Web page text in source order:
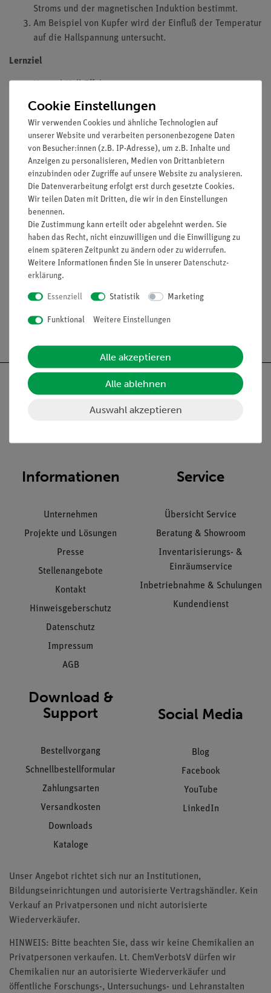
Stroms und der magnetischen Induktion bestimmt.
Am Beispiel von Kupfer wird der Einfluß der Temperatur
auf die Hallspannung untersucht.
Lernziel
Ladungsträger
Hall Mobilität
Elektronen
Defekte Elektronen
(Bitte beachten: Versuchsbeschreibung ist nur in englischer
Sprache erhältlich)
Lieferumfang
Media / Downloads
Informationen
Unternehmen
Projekte und Lösungen
Presse
Stellenangebote
Kontakt
Hinweisgeberschutz
Datenschutz
Impressum
AGB
Service
Übersicht Service
Beratung & Showroom
Inventarisierungs- &
Einräumservice
Inbetriebnahme & Schulungen
Kundendienst
Download &
Support
Bestellvorgang
Schnellbestellformular
Zahlungsarten
Versandkosten
Downloads
Kataloge
Social Media
Blog
Facebook
YouTube
LinkedIn
Unser Angebot richtet sich nur an Institutionen,
Bildungseinrichtungen und autorisierte Vertragshändler. Kein
Verkauf an Privatpersonen und nicht autorisierte
Wiederverkäufer.
HINWEIS: Bitte beachten Sie, dass wir keine Chemikalien an
Privatpersonen verkaufen. Lt. ChemVerbotsV dürfen wir
Chemikalien nur an autorisierte Wiederverkäufer und
öffentliche Forschungs-, Untersuchungs- und Lehranstalten
Cookie Einstellungen
Wir verwenden Cookies und ähnliche Technologien auf
unserer Website und verarbeiten personenbezogene Daten
von Besucher:innen (z.B. IP-Adresse), um z.B. Inhalte und
Anzeigen zu personalisieren, Medien von Drittanbietern
einzubinden oder Zugriffe auf unsere Website zu analysieren.
Die Datenverarbeitung erfolgt erst durch gesetzte Cookies.
Wir teilen Daten mit Dritten, die wir in den Einstellungen
benennen.
Die Zustimmung kann erteilt oder abgelehnt werden. Sie
haben das Recht, nicht einzuwilligen und die Einwilligung zu
einem späteren Zeitpunkt zu ändern oder zu widerrufen.
Weitere Informationen finden Sie in unserer Daten­schutz­
erklärung.
Essenziell Statistik Marketing
Funktional Weitere Einstellungen
Alle akzeptieren
Alle ablehnen
Auswahl akzeptieren